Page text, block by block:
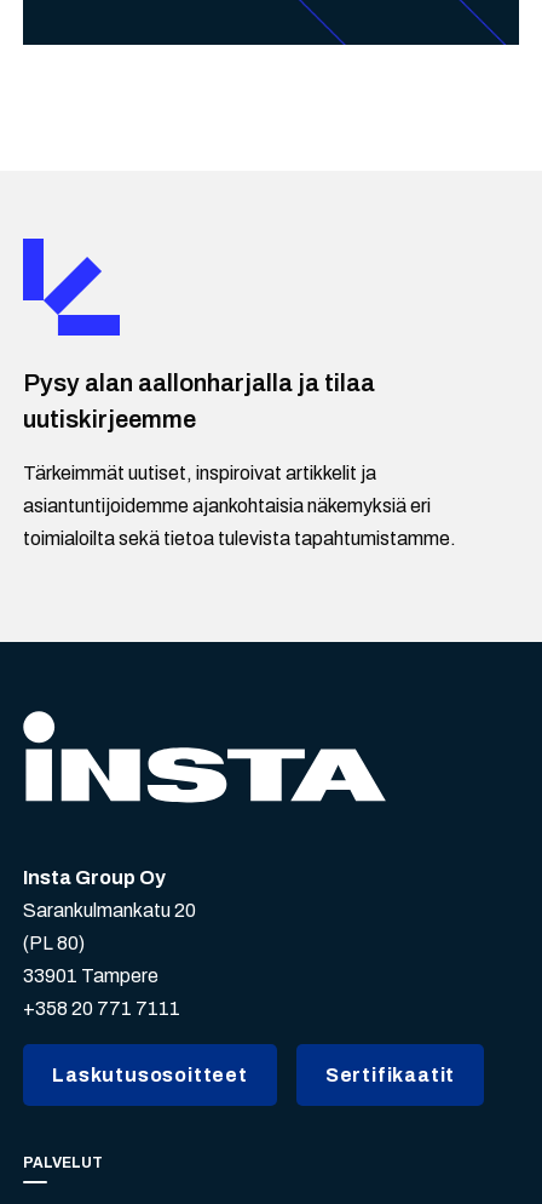
Pysy alan aallonharjalla ja tilaa
uutiskirjeemme
Tärkeimmät uutiset, inspiroivat artikkelit ja
asiantuntijoidemme ajankohtaisia näkemyksiä eri
toimialoilta sekä tietoa tulevista tapahtumistamme.
Insta Group Oy
Sarankulmankatu 20
(PL 80)
33901 Tampere
+358 20 771 7111
Laskutusosoitteet Sertifikaatit
PALVELUT